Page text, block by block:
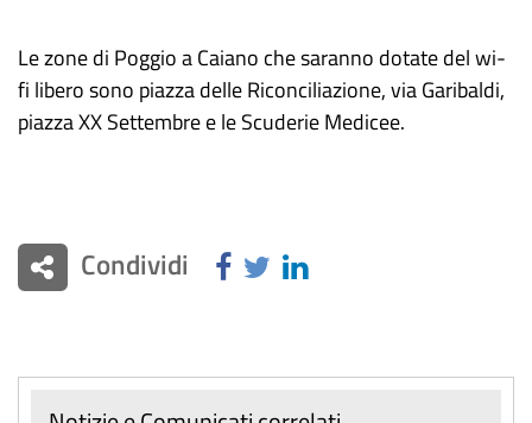
Le zone di Poggio a Caiano che saranno dotate del wi-
fi libero sono piazza delle Riconciliazione, via Garibaldi,
piazza XX Settembre e le Scuderie Medicee.
Condividi